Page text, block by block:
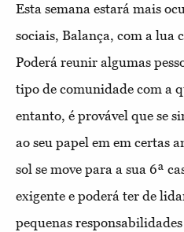
Esta semana estará mais
sociais, Balança, com a lua
Poderá reunir algumas
tipo de comunidade com a
entanto, é provável que se
ao seu papel em em certas
sol se move para a sua 6ª
exigente e poderá ter de
pequenas